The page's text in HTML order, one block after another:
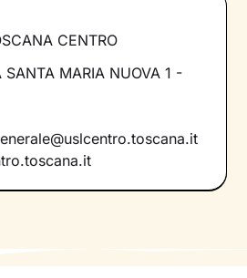
CENTRO
SANTA MARIA NUOVA 1 -